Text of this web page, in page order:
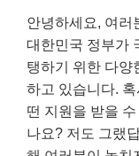
안녕하세요, 여러
대한민국 정부가
탱하기 위한 다양
하고 있습니다. 혹
떤 지원을 받을
나요? 저도 그랬